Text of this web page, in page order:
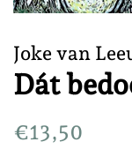
Joke van
Dát
Gewone
€13,50